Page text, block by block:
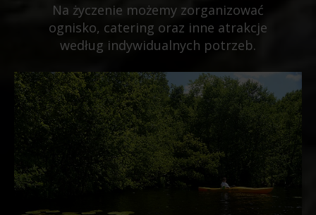
Na życzenie możemy zorganizować
ognisko, catering oraz inne atrakcje
według indywidualnych potrzeb.